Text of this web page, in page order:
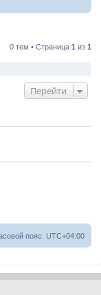
0 тем • Страница 1 из 1
Перейти
пояс: UTC+04:00